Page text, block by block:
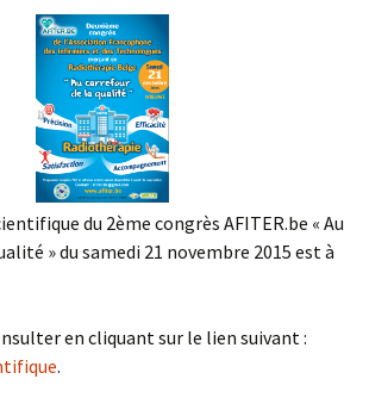
du 2ème congrès AFITER.be « Au
» du samedi 21 novembre 2015 est à
en cliquant sur le lien suivant :
.